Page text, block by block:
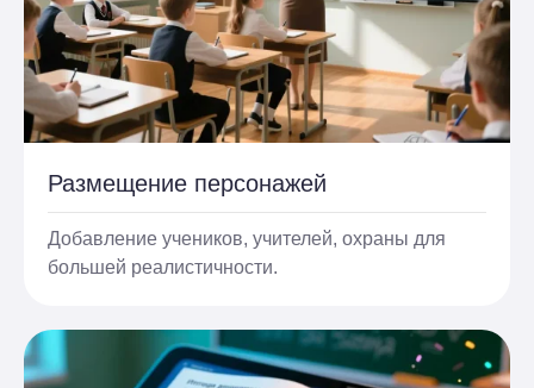
Размещение персонажей
Добавление учеников, учителей, охраны для
большей реалистичности.